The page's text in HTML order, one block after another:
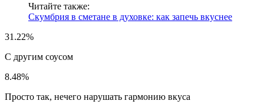
Читайте также:
Скумбрия в сметане в духовке: как запечь вкуснее
31.22%
С другим соусом
8.48%
Просто так, нечего нарушать гармонию вкуса